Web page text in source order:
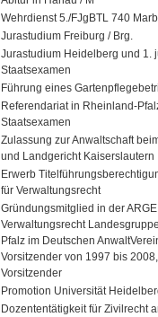
Wehrdienst 5./FJgBTL 740
Jurastudium Freiburg / Brg.
Jurastudium Heidelberg und 1.
Staatsexamen
Führung eines
Referendariat in Rheinland-
Staatsexamen
Zulassung zur Anwaltschaft
und Landgericht Kaiserslautern
Erwerb
für Verwaltungsrecht
Gründungsmitglied in der ARGE
Verwaltungsrecht
Pfalz im Deutschen
Vorsitzender von 1997 bis
Vorsitzender
Promotion Universität
Dozententätigkeit für Zivilrecht